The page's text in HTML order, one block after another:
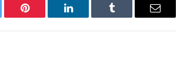
Pinterest LinkedIn Tumblr Email